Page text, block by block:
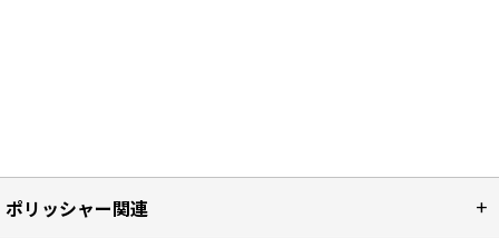
ポリッシャー関連